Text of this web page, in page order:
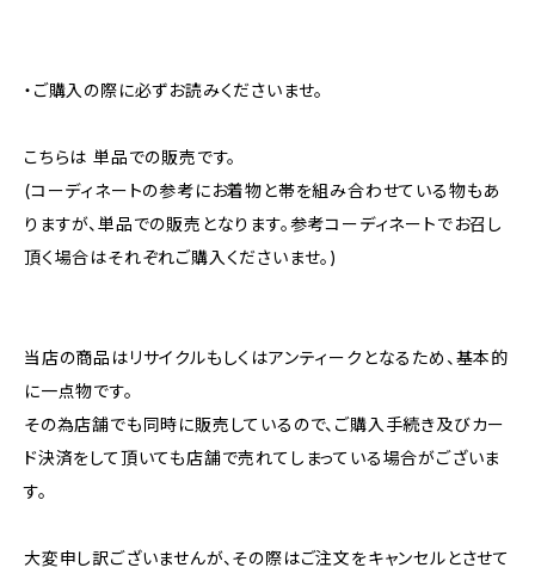
・ご購入の際に必ずお読みくださいませ。
こちらは 単品での販売です。
(コーディネートの参考にお着物と帯を組み合わせている物もあ
りますが、単品での販売となります。参考コーディネートでお召し
頂く場合はそれぞれご購入くださいませ。)
当店の商品はリサイクルもしくはアンティークとなるため、基本的
に一点物です。
その為店舗でも同時に販売しているので、ご購入手続き及びカー
ド決済をして頂いても店舗で売れてしまっている場合がございま
す。
大変申し訳ございませんが、その際はご注文をキャンセルとさせて